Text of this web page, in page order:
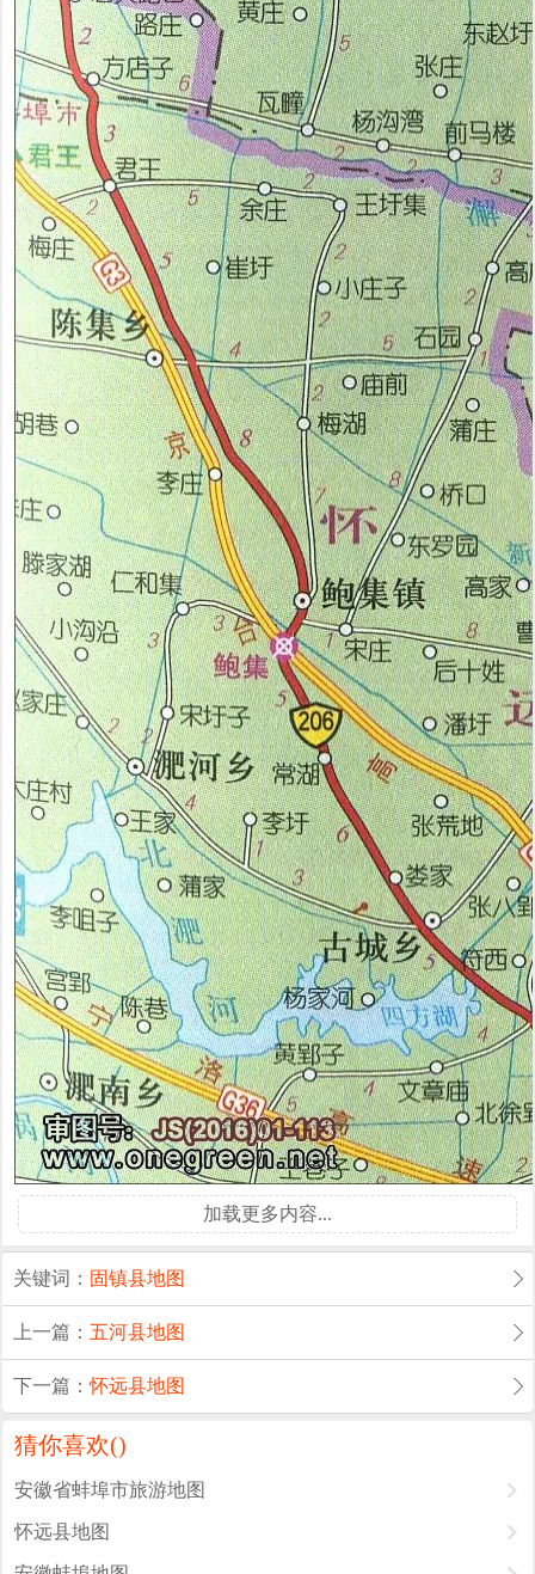
加载更多内容...
关键词： 固镇县地图
上一篇： 五河县地图
下一篇：怀远县地图
猜你喜欢()
安徽省蚌埠市旅游地图
怀远县地图